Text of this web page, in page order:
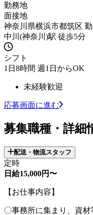
勤務地
面接地
神奈川県横浜市都筑区
中川(神奈川)駅 徒歩5分
シフト
1日8時間 週1日からOK
未経験歓迎
応募画面に進む
募集職種・詳細
配送・物流スタッフ
定時
日給15,000円〜
【お仕事内容】
〇事務所に集まり、資材